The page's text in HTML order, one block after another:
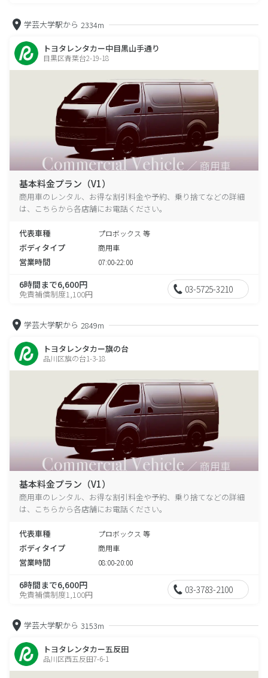
学芸大学駅から 2334m
トヨタレンタカー中目黒山手通り
目黒区青葉台2-19-18
基本料金プラン（V1）
商用車のレンタル、お得な割引料金や予約、乗り捨てなどの詳細
は、こちらから各店舗にお電話ください。
代表車種 プロボックス 等
ボディタイプ 商用車
営業時間 07:00-22:00
6時間まで6,600円
免責補償制度1,100円 03-5725-3210
学芸大学駅から 2849m
トヨタレンタカー旗の台
品川区旗の台1-3-18
基本料金プラン（V1）
商用車のレンタル、お得な割引料金や予約、乗り捨てなどの詳細
は、こちらから各店舗にお電話ください。
代表車種 プロボックス 等
ボディタイプ 商用車
営業時間 08:00-20:00
6時間まで6,600円
免責補償制度1,100円 03-3783-2100
学芸大学駅から 3153m
トヨタレンタカー五反田
品川区西五反田7-6-1